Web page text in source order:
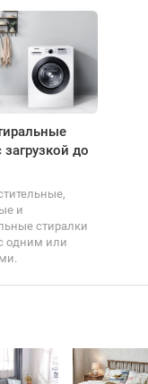
до
и
стиралки
одним или